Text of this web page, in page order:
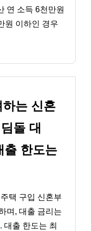
연 소득 6천만원
원 이하인 경우
는 신혼
돌 대
출 한도는
택 구입 신혼부
며, 대출 금리는
대출 한도는 최